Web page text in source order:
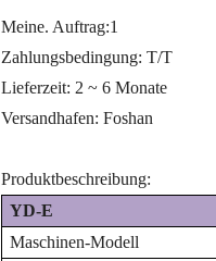
Meine. Auftrag:1
Zahlungsbedingung: T/T
Lieferzeit: 2 ~ 6 Monate
Versandhafen: Foshan
Produktbeschreibung:
YD-E
Maschinen-Modell